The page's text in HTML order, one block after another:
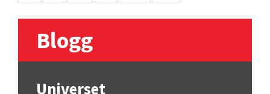
Blogg
Universet